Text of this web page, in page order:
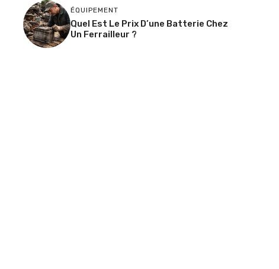
ÉQUIPEMENT
Quel Est Le Prix D’une Batterie Chez
Un Ferrailleur ?